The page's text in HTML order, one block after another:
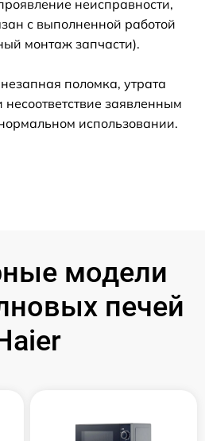
неисправности,
с выполненной работой
монтаж запчасти).
поломка, утрата
несоответствие заявленным
использовании.
модели
печей